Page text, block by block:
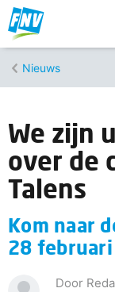
Nieuws
We zijn
over de
Talens
Kom naar
28 februari
Door